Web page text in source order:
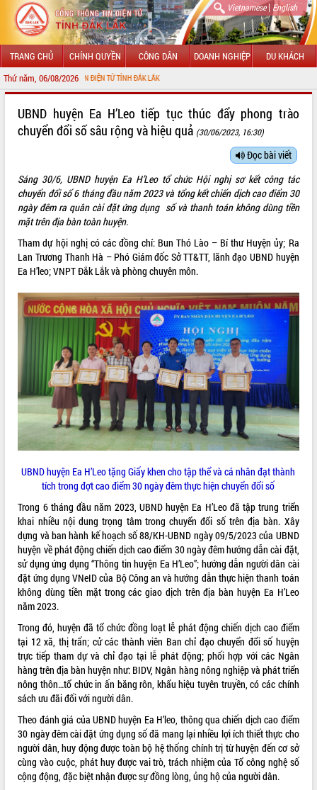
Vietnamese| English
TRANG CHỦ CHÍNH QUYỀN CÔNG DÂN DOANH NGHIỆP DU KHÁCH
Thứ năm, 06/08/2026
TIN ĐIỆN TỬ TỈNH ĐẮK LẮK
LÃNH ĐẠO UBND TỈNH
SỞ, BAN, NGÀNH
UBND CÁC XÃ, PHƯỜNG
THÔNG TIN CHỈ ĐẠO ĐIỀU HÀNH
HỆ THỐNG VĂN BẢN
VĂN BẢN HĐND TỈNH
ĐIỂM TIN VĂN BẢN
QUY HOẠCH - KẾ HOẠCH
VIDEO
Không có file video nào để phát.
UBND huyện Ea H’Leo tiếp tục thúc đẩy phong trào
chuyển đổi số sâu rộng và hiệu quả (30/06/2023, 16:30)
Đọc bài viết
Sáng 30/6, UBND huyện Ea H’Leo tổ chức Hội nghị sơ kết công tác
chuyển đổi số 6 tháng đầu năm 2023 và tổng kết chiến dịch cao điểm 30
ngày đêm ra quân cài đặt ứng dụng số và thanh toán không dùng tiền
mặt trên địa bàn toàn huyện.
Tham dự hội nghị có các đồng chí: Bun Thó Lào – Bí thư Huyện ủy; Ra
Lan Trương Thanh Hà – Phó Giám đốc Sở TT&TT, lãnh đạo UBND huyện
Ea H’leo; VNPT Đắk Lắk và phòng chuyên môn.
UBND huyện Ea H’Leo tặng Giấy khen cho tập thể và cá nhân đạt thành
tích trong đợt cao điểm 30 ngày đêm thực hiện chuyển đổi số
Trong 6 tháng đầu năm 2023, UBND huyện Ea H’Leo đã tập trung triển
khai nhiều nội dung trọng tâm trong chuyển đổi số trên địa bàn. Xây
dựng và ban hành kế hoạch số 88/KH-UBND ngày 09/5/2023 của UBND
huyện về phát động chiến dịch cao điểm 30 ngày đêm hướng dẫn cài đặt,
sử dụng ứng dụng “Thông tin huyện Ea H’Leo”; hướng dẫn người dân cài
đặt ứng dụng VNeID của Bộ Công an và hướng dẫn thực hiện thanh toán
không dùng tiền mặt trong các giao dịch trên địa bàn huyện Ea H’Leo
năm 2023.
Trong đó, huyện đã tổ chức đồng loạt lễ phát động chiến dịch cao điểm
tại 12 xã, thị trấn; cử các thành viên Ban chỉ đạo chuyển đổi số huyện
trực tiếp tham dự và chỉ đạo tại lễ phát động; phối hợp với các Ngân
hàng trên địa bàn huyện như: BIDV, Ngân hàng nông nghiệp và phát triển
nông thôn…tổ chức in ấn băng rôn, khẩu hiệu tuyên truyền, có các chính
sách ưu đãi đối với người dân.
Theo đánh giá của UBND huyện Ea H’leo, thông qua chiến dịch cao điểm
30 ngày đêm cài đặt ứng dụng số đã mang lại nhiều lợi ích thiết thực cho
người dân, huy động được toàn bộ hệ thống chính trị từ huyện đến cơ sở
cùng vào cuộc, phát huy được vai trò, trách nhiệm của Tổ công nghệ số
cộng động, đặc biệt nhận được sự đồng lòng, ủng hộ của người dân.